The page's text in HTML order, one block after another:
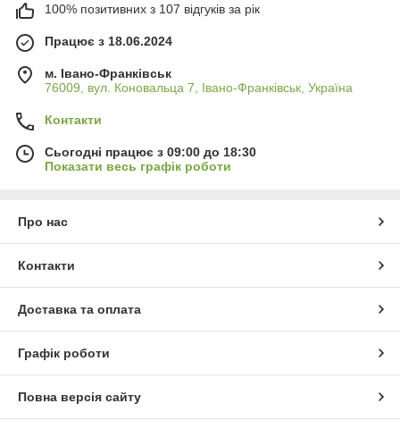
100% позитивних з 107 відгуків за рік
Працює з 18.06.2024
м. Івано-Франківськ
76009, вул. Коновальца 7, Івано-Франківськ, Україна
Контакти
Сьогодні працює з 09:00 до 18:30
Показати весь графік роботи
Про нас
Контакти
Доставка та оплата
Графік роботи
Повна версія сайту